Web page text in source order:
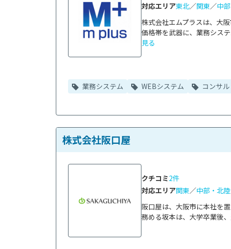
株式会社エムプラスは、大
価格帯を武器に、業務シス
見る
対応エリア東北／関東／中
業務システム WEBシステム コンサル
株式会社阪口屋
阪口屋は、大阪市に本社を
務める坂本は、大学卒業後
クチコミ2件
対応エリア関東／中部・北陸